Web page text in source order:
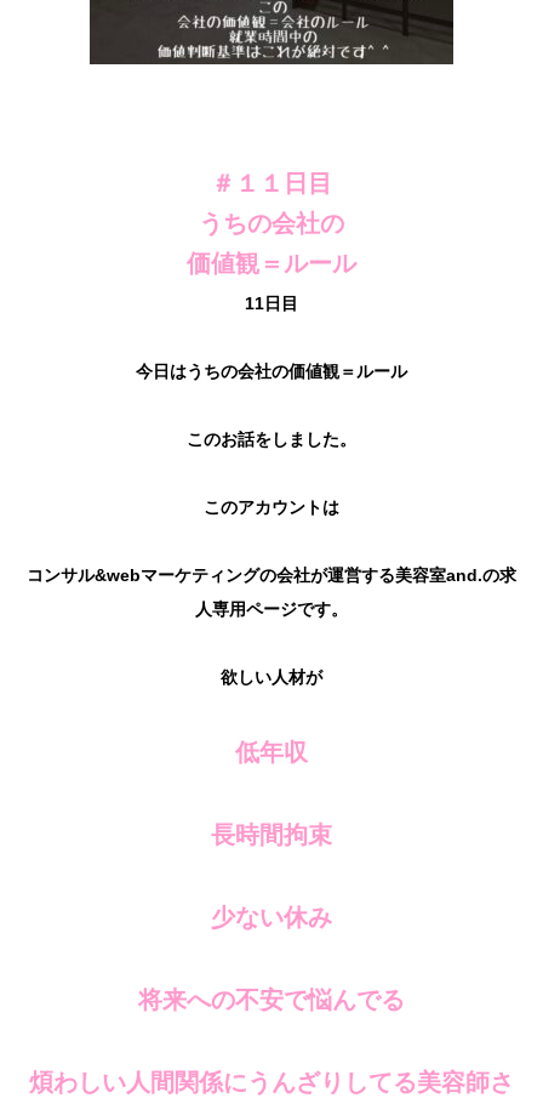
＃１１日目
うちの会社の
価値観＝ルール
11日目
今日はうちの会社の価値観＝ルール
このお話をしました。
このアカウントは
コンサル&webマーケティングの会社が運営する美容室and.の求
人専用ページです。
欲しい人材が
低年収
長時間拘束
少ない休み
将来への不安で悩んでる
煩わしい人間関係にうんざりしてる美容師さ